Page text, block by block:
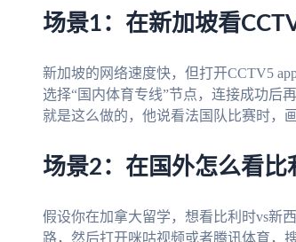
场景1：在新加坡看
新加坡的网络速度快，但打开CCTV5
选择“国内体育专线”节点，连接成功后
就是这么做的，他说看法国队比赛时，
场景2：在国外怎么看比
假设你在加拿大留学，想看比利时vs新
路，然后打开咪咕视频或者腾讯体育，